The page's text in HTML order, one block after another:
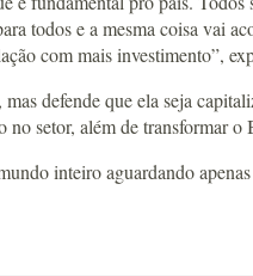
todos e a mesma coisa vai
com mais investimento”,
defende que ela seja
setor, além de transformar
inteiro aguardando